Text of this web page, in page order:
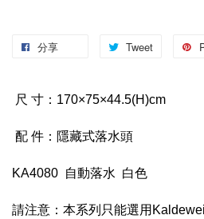
分享 Tweet
尺 寸：170×75×44.5(H)cm
配 件：隱藏式落水頭
KA4080 自動落水 白色
請注意：本系列只能選用